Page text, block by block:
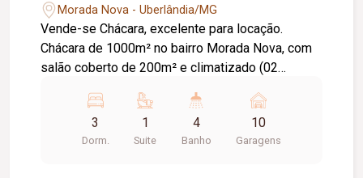
Morada Nova - Uberlândia/MG
Vende-se Chácara, excelente para locação.
Chácara de 1000m² no bairro Morada Nova, com
salão coberto de 200m² e climatizado (02
de palco de 15m². Área de quartos, banheiros,
cozinha e depósito, com total de 150m², sendo:
01 quarto suíte com ar condicionado 9000btus,
3
Dorm.
1
Suite
4
Banho
10
Garagens